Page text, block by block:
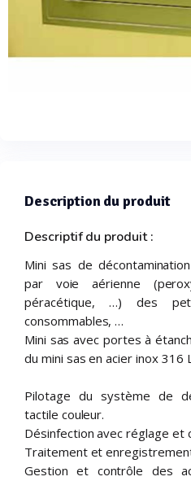
Description du produit
Descriptif du produit :
Mini sas de
par voie aérienne
péracétique, …) des
consommables, …
Mini sas avec portes à
du mini sas en acier inox 316 L
Pilotage du système de
tactile couleur.
Désinfection avec réglage
Traitement et
Gestion et contrôle des